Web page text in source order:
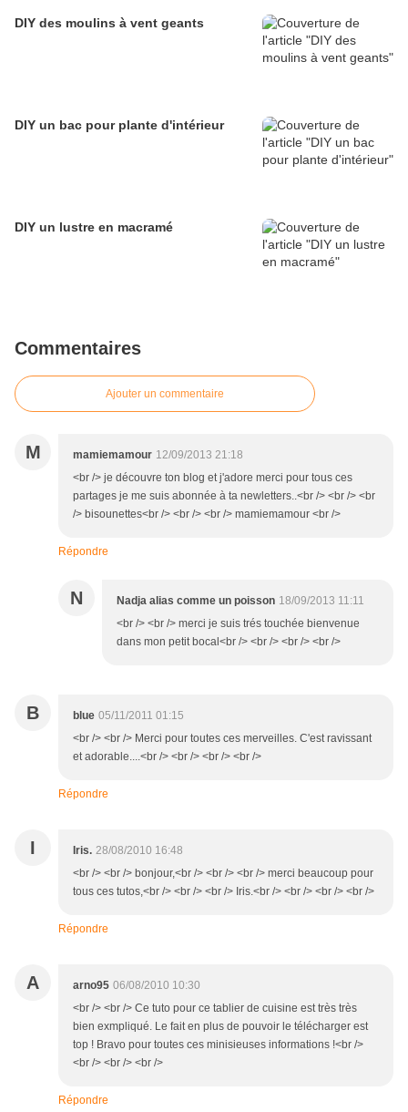
DIY des moulins à vent geants
DIY un bac pour plante d'intérieur
DIY un lustre en macramé
Commentaires
Ajouter un commentaire
M mamiemamour 12/09/2013 21:18
<br /> je découvre ton blog et j'adore merci pour tous ces
partages je me suis abonnée à ta newletters..<br /> <br /> <br
/> bisounettes<br /> <br /> <br /> mamiemamour <br />
Répondre
N Nadja alias comme un poisson 18/09/2013 11:11
<br /> <br /> merci je suis trés touchée bienvenue
dans mon petit bocal<br /> <br /> <br /> <br />
B blue 05/11/2011 01:15
<br /> <br /> Merci pour toutes ces merveilles. C'est ravissant
et adorable....<br /> <br /> <br /> <br />
Répondre
I Iris. 28/08/2010 16:48
<br /> <br /> bonjour,<br /> <br /> <br /> merci beaucoup pour
tous ces tutos,<br /> <br /> <br /> Iris.<br /> <br /> <br /> <br />
Répondre
A arno95 06/08/2010 10:30
<br /> <br /> Ce tuto pour ce tablier de cuisine est très très
bien exmpliqué. Le fait en plus de pouvoir le télécharger est
top ! Bravo pour toutes ces minisieuses informations !<br />
<br /> <br /> <br />
Répondre